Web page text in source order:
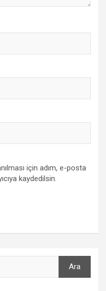
için adım, e-posta
kaydedilsin.
Ara